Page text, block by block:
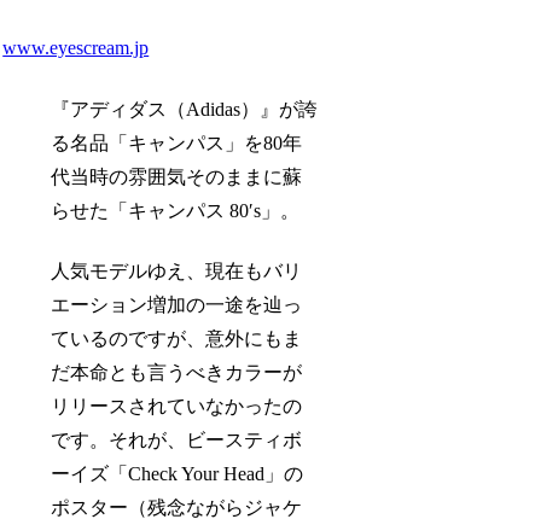
www.eyescream.jp
『アディダス（Adidas）』が誇
る名品「キャンパス」を80年
代当時の雰囲気そのままに蘇
らせた「キャンパス 80′s」。
人気モデルゆえ、現在もバリ
エーション増加の一途を辿っ
ているのですが、意外にもま
だ本命とも言うべきカラーが
リリースされていなかったの
です。それが、ビースティボ
ーイズ「Check Your Head」の
ポスター（残念ながらジャケ